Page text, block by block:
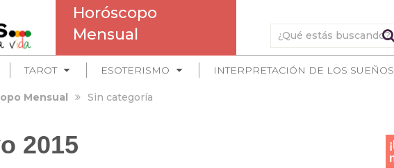
Horóscopo
Mensual
TAROT ESOTERISMO INTERPRETACIÓN DE LOS SUEÑOS
Mensual Sin categoría
2015